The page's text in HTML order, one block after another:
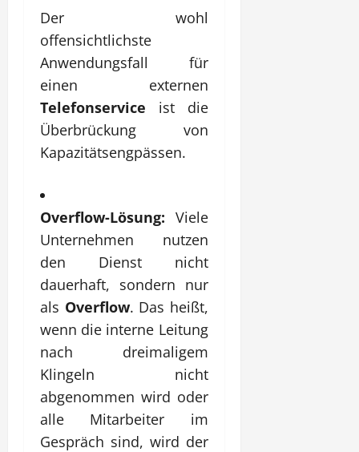
Der wohl
offensichtlichste
Anwendungsfall für
einen externen
Telefonservice ist die
Überbrückung von
Kapazitätsengpässen.
Overflow-Lösung: Viele
Unternehmen nutzen
den Dienst nicht
dauerhaft, sondern nur
als Overflow. Das heißt,
wenn die interne Leitung
nach dreimaligem
Klingeln nicht
abgenommen wird oder
alle Mitarbeiter im
Gespräch sind, wird der